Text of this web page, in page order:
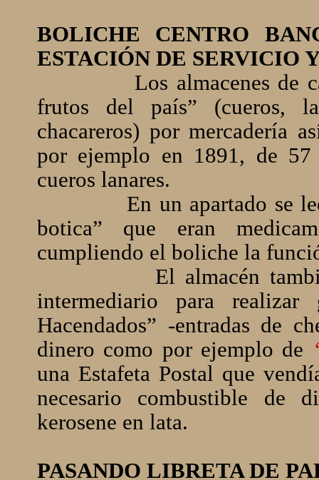
BOLICHE CENTRO
ESTACIÓN DE SERVICIO
Los almacenes de
frutos del país” (cueros,
chacareros) por mercadería
por ejemplo en 1891, de
cueros lanares.
En un apartado se
botica” que eran
cumpliendo el boliche la
El almacén
intermediario para
Hacendados” -entradas de
dinero como por ejemplo de
una Estafeta Postal que
necesario combustible de
kerosene en lata.
PASANDO LIBRETA DE